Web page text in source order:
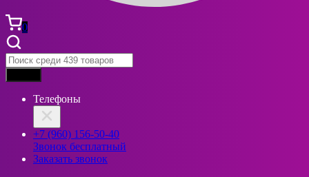
0
Телефоны
+7 (960) 156-50-40
Звонок бесплатный
Заказать звонок